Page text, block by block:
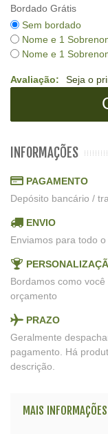
Bordado Grátis
Sem bordado
Nome e 1
Nome e 1
Avaliação: Seja o
INFORMAÇÕES
PAGAMENTO
Depósito bancário /
ENVIO
Enviamos para todo
Bordamos como
orçamento
PRAZO
Geralmente
pagamento. Há
descrição.
MAIS INFORMAÇÕES